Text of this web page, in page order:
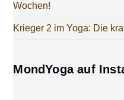
Wochen!
Krieger 2 im Yoga: Die
MondYoga auf